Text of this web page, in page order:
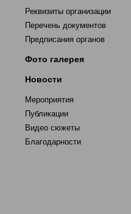
Реквизиты организации
Перечень документов
Предписания органов
Фото галерея
Новости
Мероприятия
Публикации
Видео сюжеты
Благодарности